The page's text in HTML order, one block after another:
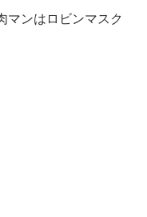
マンはロビンマスク